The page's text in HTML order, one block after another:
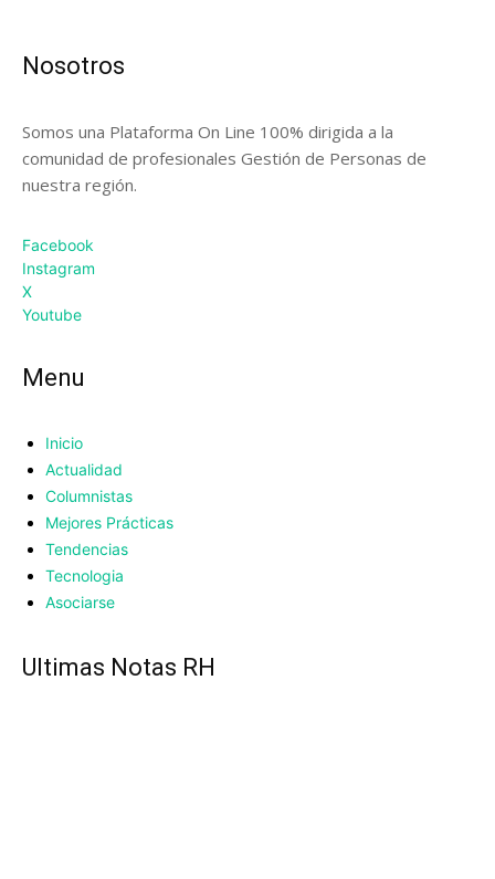
Nosotros
Somos una Plataforma On Line 100% dirigida a la
comunidad de profesionales Gestión de Personas de
nuestra región.
Facebook
Instagram
X
Youtube
Menu
Inicio
Actualidad
Columnistas
Mejores Prácticas
Tendencias
Tecnologia
Asociarse
UItimas Notas RH